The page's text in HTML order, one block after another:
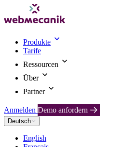
Produkte
Tarife
Ressourcen
Über
Partner
Anmelden Demo anfordern
Deutsch
English